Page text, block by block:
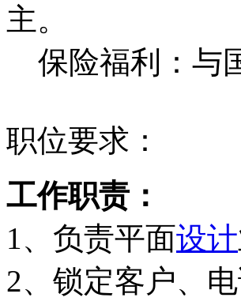
主。
保险福利：与
职位要求：
工作职责：
1、负责平面设计
2、锁定客户、